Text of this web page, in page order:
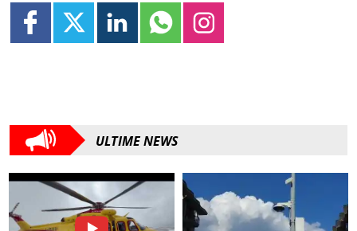
ULTIME NEWS